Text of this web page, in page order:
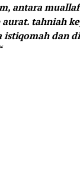
antara
tahniah
istiqomah dan